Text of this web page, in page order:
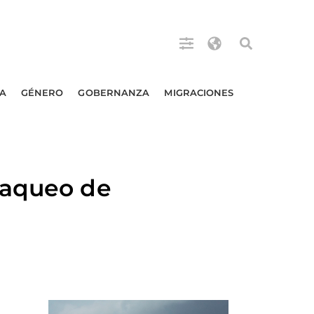
GÉNERO GOBERNANZA MIGRACIONES
de